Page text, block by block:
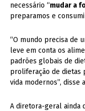
necessário “mudar a
preparamos e
“O mundo precisa de
leve em conta os
padrões globais de
proliferação de dietas
vida modernos”, disse
A diretora-geral ainda